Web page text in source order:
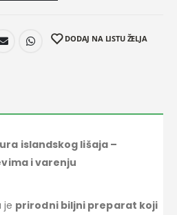
DODAJ NA LISTU ŽELJA
islandskog lišaja –
i varenju
je prirodni biljni preparat koji